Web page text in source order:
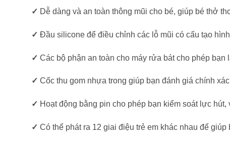
✓ Dễ dàng và an toàn thông mũi cho bé, giúp bé thở
✓ Đầu silicone để điều chỉnh các lỗ mũi có cấu tạo
✓ Các bộ phận an toàn cho máy rửa bát cho phép
✓ Cốc thu gom nhựa trong giúp bạn đánh giá chính
✓ Hoạt động bằng pin cho phép bạn kiểm soát lực
✓ Có thể phát ra 12 giai điệu trẻ em khác nhau để